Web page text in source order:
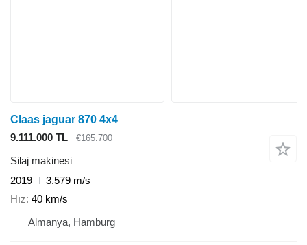
Claas jaguar 870 4x4
9.111.000 TL
€165.700
Silaj makinesi
2019
3.579 m/s
Hız 40 km/s
Almanya, Hamburg